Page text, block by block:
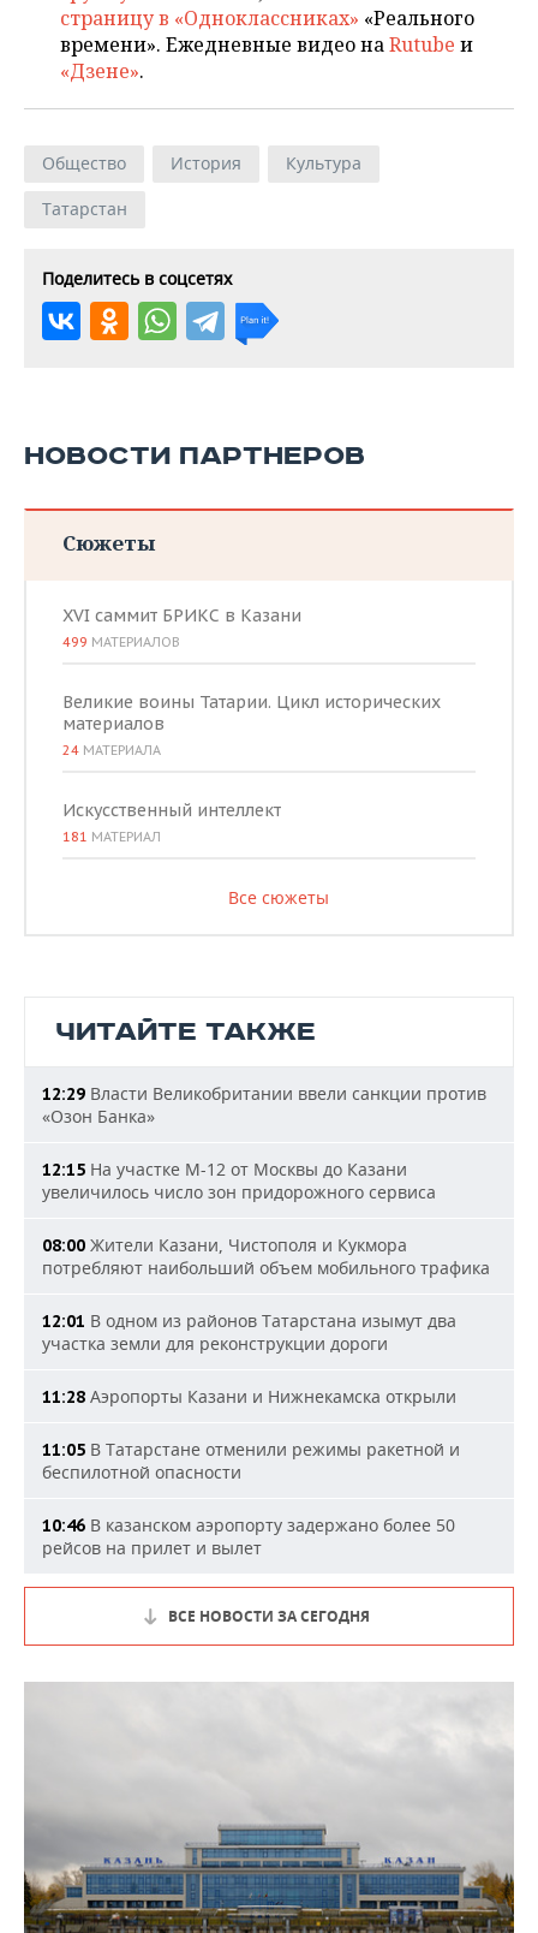
страницу в «Одноклассниках» «Реального
времени». Ежедневные видео наRutube и
«Дзене».
Общество История
Культура
Татарстан
Поделитесь в соцсетях
НОВОСТИ ПАРТНЕРОВ
Сюжеты
XVI саммит БРИКС в Казани
499 МАТЕРИАЛОВ
Великие воины Татарии. Цикл исторических
материалов
24 МАТЕРИАЛА
Искусственный интеллект
181 МАТЕРИАЛ
Все сюжеты
ЧИТАЙТЕ ТАКЖЕ
12:29 Власти Великобритании ввели санкции против
«Озон Банка»
12:15 На участке М-12 от Москвы до Казани
увеличилось число зон придорожного сервиса
08:00 Жители Казани, Чистополя и Кукмора
потребляют наибольший объем мобильного трафика
12:01 В одном из районов Татарстана изымут два
участка земли для реконструкции дороги
11:28 Аэропорты Казани и Нижнекамска открыли
11:05 В Татарстане отменили режимы ракетной и
беспилотной опасности
10:46 В казанском аэропорту задержано более 50
рейсов на прилет и вылет
ВСЕ НОВОСТИ ЗА СЕГОДНЯ